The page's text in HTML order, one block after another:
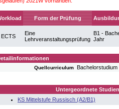
Form der Prüfung
ECTS
Eine
Lehrveranstaltungsprüfung
B1 -
Jahr
Quellcurriculum
Untergeordnete
KS Mittelstufe Russisch (A2/B1)